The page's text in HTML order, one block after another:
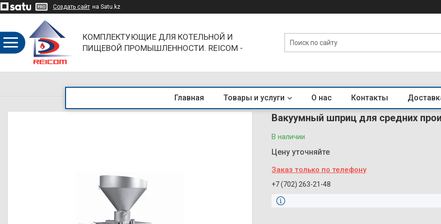
Создать сайт на Satu.kz
КОМПЛЕКТУЮЩИЕ ДЛЯ КОТЕЛЬНОЙ И
ПИЩЕВОЙ ПРОМЫШЛЕННОСТИ. REICOM -
Главная Товары и услуги О нас Контакты
Вакуумный шприц для средних
В наличии
Цену уточняйте
Заказ только по телефону
+7 (702) 263-21-48